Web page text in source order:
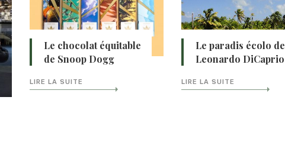
Le chocolat équitable
de Snoop Dogg
LIRE LA SUITE
Le paradis écolo de
Leonardo DiCaprio
LIRE LA SUITE